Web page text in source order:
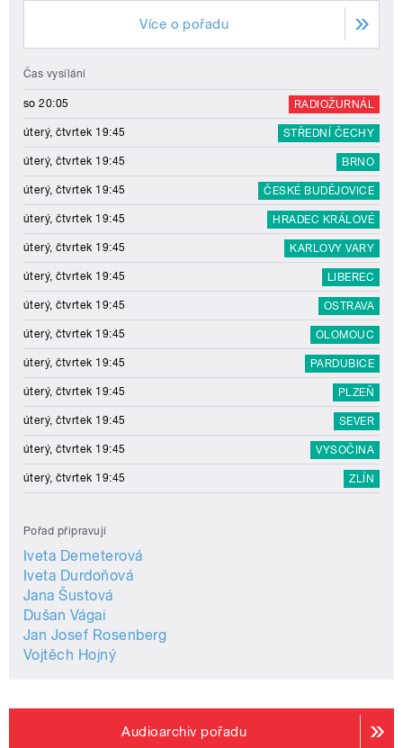
Více o pořadu
Čas vysílání
so 20:05 RADIOŽURNÁL
úterý, čtvrtek 19:45 STŘEDNÍ ČECHY
úterý, čtvrtek 19:45 BRNO
úterý, čtvrtek 19:45 ČESKÉ BUDĚJOVICE
úterý, čtvrtek 19:45 HRADEC KRÁLOVÉ
úterý, čtvrtek 19:45 KARLOVY VARY
úterý, čtvrtek 19:45 LIBEREC
úterý, čtvrtek 19:45 OSTRAVA
úterý, čtvrtek 19:45 OLOMOUC
úterý, čtvrtek 19:45 PARDUBICE
úterý, čtvrtek 19:45 PLZEŇ
úterý, čtvrtek 19:45 SEVER
úterý, čtvrtek 19:45 VYSOČINA
úterý, čtvrtek 19:45 ZLÍN
Pořad připravují
Iveta Demeterová
Iveta Durdoňová
Jana Šustová
Dušan Vágai
Jan Josef Rosenberg
Vojtěch Hojný
Audioarchiv pořadu